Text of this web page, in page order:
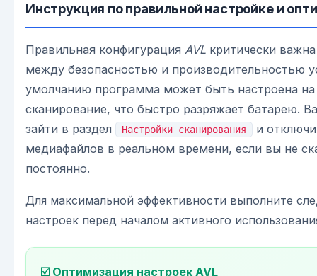
Инструкция по правильной настройке и
Правильная конфигурация AVL критически
между безопасностью и производительностью
умолчанию программа может быть настроена на
сканирование, что быстро разряжает батарею.
зайти в раздел
Настройки сканирования
и
медиафайлов в реальном времени, если вы не
постоянно.
Для максимальной эффективности выполните
настроек перед началом активного
☑️ Оптимизация настроек AVL